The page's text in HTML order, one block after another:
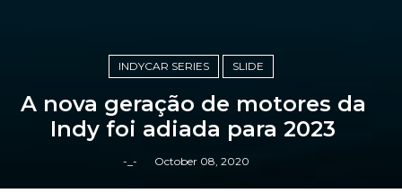
INDYCAR SERIES SLIDE
A nova geração de motores da
Indy foi adiada para 2023
-_- October 08, 2020